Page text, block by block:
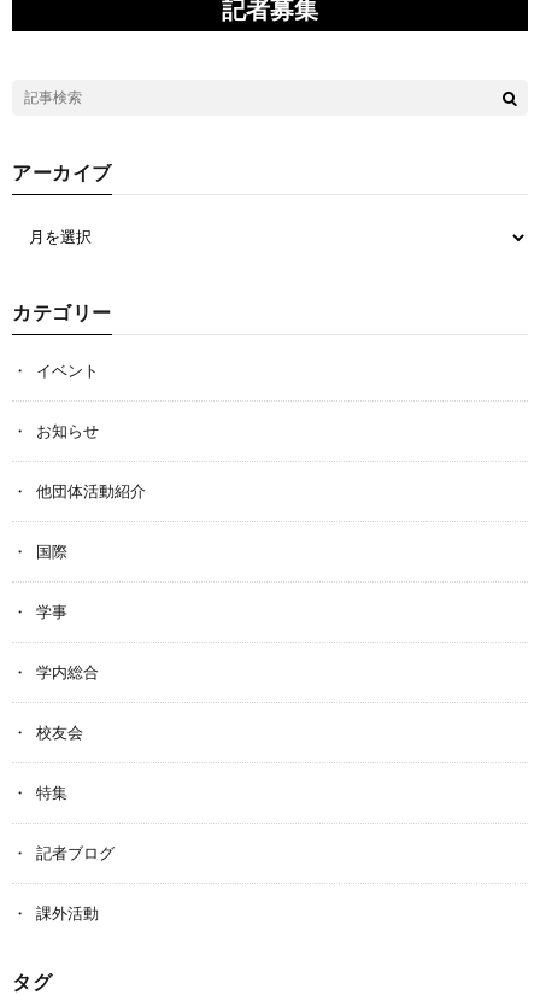
記者募集
アーカイブ
カテゴリー
イベント
お知らせ
他団体活動紹介
国際
学事
学内総合
校友会
特集
記者ブログ
課外活動
タグ